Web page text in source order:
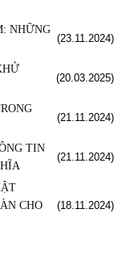
NHỮNG
(23.11.2024)
(20.03.2025)
(21.11.2024)
TIN
(21.11.2024)
CHO
(18.11.2024)